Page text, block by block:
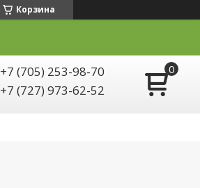
Корзина
+7 (705) 253-98-70
+7 (727) 973-62-52